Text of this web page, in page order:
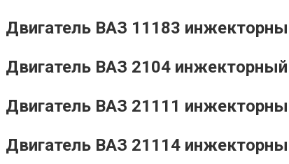
Двигатель ВАЗ 11183
Двигатель ВАЗ 2104
Двигатель ВАЗ 21111
Двигатель ВАЗ 21114